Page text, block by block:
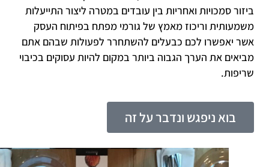
ביזור סמכויות ואחריות בין עובדים במטרה ליצור התייעלות
משמעותית וריכוז מאמץ של גורמי מפתח בפיתוח העסק
אשר יאפשרו לכם כבעלים להשתחרר לפעולות שבהם אתם
מביאים את הערך הגבוה ביותר במקום להיות עסוקים בכיבוי
שריפות.
בוא ניפגש ונדבר על זה